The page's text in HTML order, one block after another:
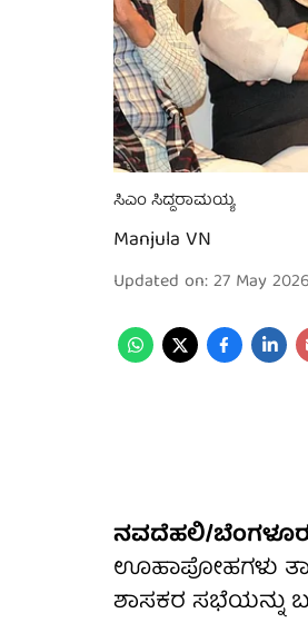
ಸಿಎಂ ಸಿದ್ದರಾಮಯ್ಯ
Manjula VN
Updated on:27 May
ನವದೆಹಲಿ/
ಊಹಾಪೋಹಗಳು
ಶಾಸಕರ ಸಭೆಯನ್ನು